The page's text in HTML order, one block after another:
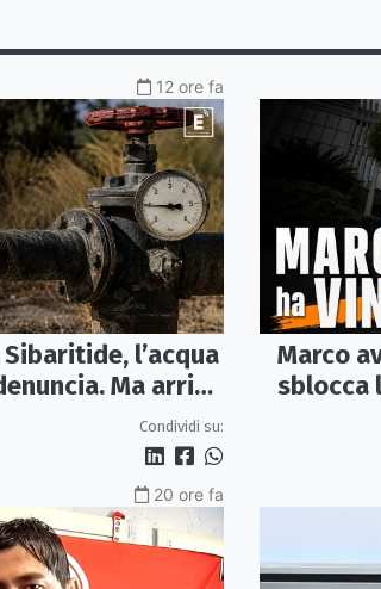
12 ore fa
l’acqua
Ma arriva
pressioneCondividi su:
Marco
sblocca
apre il
20 ore fa